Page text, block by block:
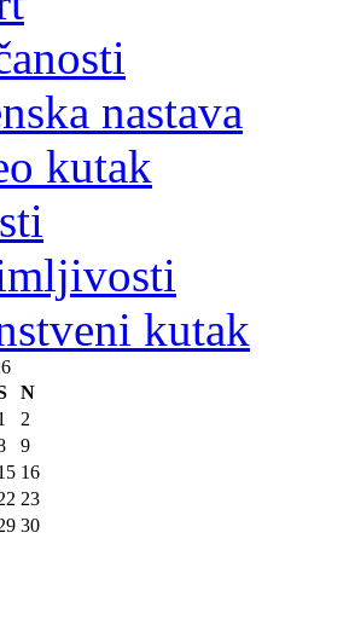
nastava
kutak
kutak
N
2
9
16
23
30